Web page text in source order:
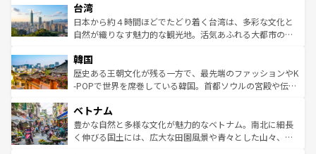
ならではの贅沢な旅のスタイルだ。 なお、新着のアメリカ
情報はコンテンツ一覧を参照してほしい。
れるおもてなしの心で訪れる人々を迎えてくれるハワイの
人々、おいしいローカルフードやハワイアンミュージッ
ク、伝統的なフラダンスなど、すべてがハワイの魅力を彩
ワイを、存分に味わってほしい。 なお、新着のハワイ情報
はコンテンツ一覧を参照してほしい。
リアリーフや大陸中央部にそびえるウルル（エアーズロッ
ク）、タスマニアの美しい原生林やケアンズの熱帯雨林な
ど、見どころがたくさん。また、カフェやワイン、オージ
いる。アクティビティも充実しており、サーフィンやダイ
ビング、ハイキングなど、アウトドア好きにはたまらな
い。オーストラリアの多彩な魅力を存分に味わいつくそ
参照してほしい。
台湾
日本から約４時間ほどでたどり着く台湾は、多彩な文化と
自然が織りなす魅力的な観光地。活気あふれる大都市の台
ン）、静ひつな山岳地帯である台湾東部など、都市の喧騒
と山間の静けさが共存しており、訪れる人に新しい発見と
驚きをもたらしてくれる。また、奥深い台湾の食文化も魅
容にもいいと評判のスイーツなど、バラエティ豊かな料理
が味わえる。 なお、新着の台湾情報は コンテンツ一覧を参
照してほしい。
韓国
歴史ある王朝文化が残る一方で、最先端のファッションやK
-POPで世界を席巻している韓国。首都ソウルの宮殿や伝統
き、地方に足を延ばせば四季折々の自然美を楽しむことが
できる。そして、キムチや焼肉、絶品のストリートフード
まで、さまざまな韓国料理が待っている。夜には、韓国な
ベトナム
豊かな自然と多様な文化が魅力的なベトナム。南北に細長
く伸びる国土には、広大な田園風景や青々とした山々、世